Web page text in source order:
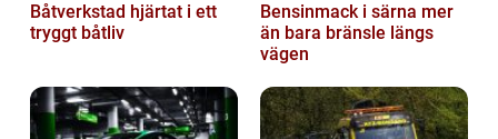
Båtverkstad hjärtat i ett
tryggt båtliv
Bensinmack i särna mer
än bara bränsle längs
vägen